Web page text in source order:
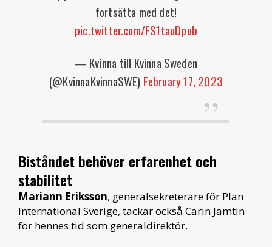
fortsätta med det!
pic.twitter.com/FS1tauDpub
— Kvinna till Kvinna Sweden
(@KvinnaKvinnaSWE) February 17, 2023
Biståndet behöver erfarenhet och
stabilitet
Mariann Eriksson, generalsekreterare för Plan
International Sverige, tackar också Carin Jämtin
för hennes tid som generaldirektör.